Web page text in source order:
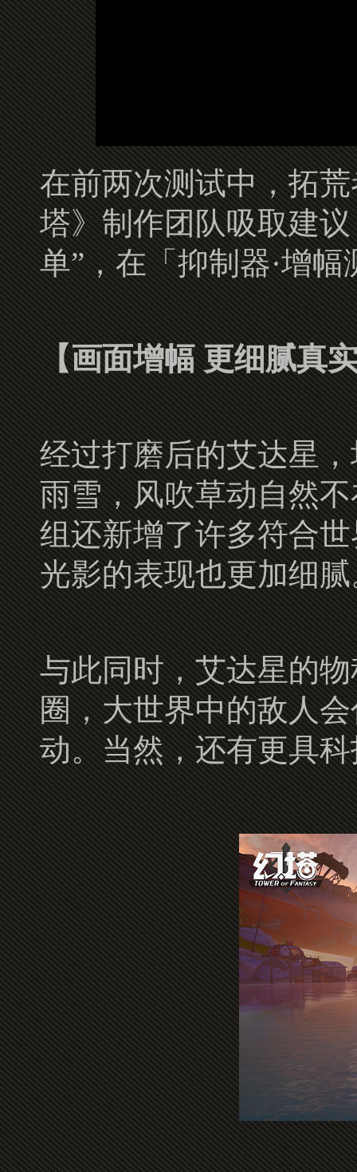
在前两次测试中，拓
塔》制作团队吸取建
单”，在「抑制器·增
【画面增幅 更细腻真
经过打磨后的艾达星
雨雪，风吹草动自然
组还新增了许多符合
光影的表现也更加细
与此同时，艾达星的
圈，大世界中的敌人
动。当然，还有更具